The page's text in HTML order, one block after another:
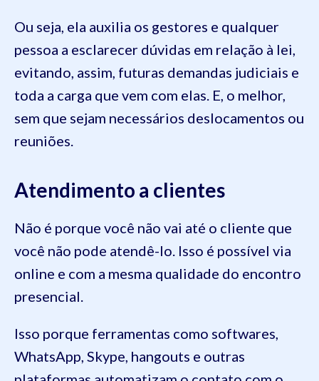
Ou seja, ela auxilia os gestores e qualquer
pessoa a esclarecer dúvidas em relação à lei,
evitando, assim, futuras demandas judiciais e
toda a carga que vem com elas. E, o melhor,
sem que sejam necessários deslocamentos ou
reuniões.
Atendimento a clientes
Não é porque você não vai até o cliente que
você não pode atendê-lo. Isso é possível via
online e com a mesma qualidade do encontro
presencial.
Isso porque ferramentas como softwares,
WhatsApp, Skype, hangouts e outras